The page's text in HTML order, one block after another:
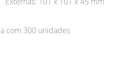
com 300 unidades